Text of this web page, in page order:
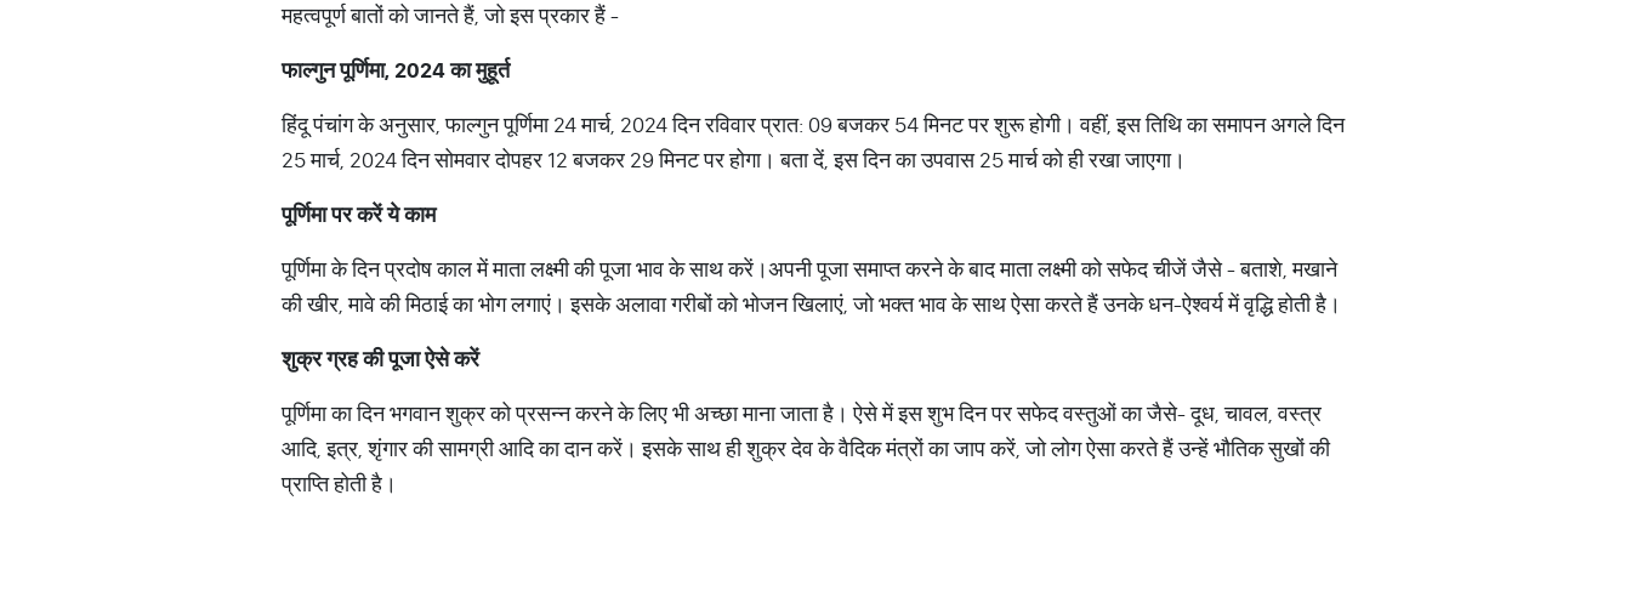
महत्वपूर्ण बातों को जानते हैं, जो इस प्रकार हैं -
फाल्गुन पूर्णिमा, 2024 का मुहूर्त
हिंदू पंचांग के अनुसार, फाल्गुन पूर्णिमा 24 मार्च, 2024 दिन रविवार प्रात: 09 बजकर 54 मिनट पर शुरू होगी। वहीं, इस तिथि का समापन अगले दिन
25 मार्च, 2024 दिन सोमवार दोपहर 12 बजकर 29 मिनट पर होगा। बता दें, इस दिन का उपवास 25 मार्च को ही रखा जाएगा।
पूर्णिमा पर करें ये काम
पूर्णिमा के दिन प्रदोष काल में माता लक्ष्मी की पूजा भाव के साथ करें।अपनी पूजा समाप्त करने के बाद माता लक्ष्मी को सफेद चीजें जैसे - बताशे, मखाने
की खीर, मावे की मिठाई का भोग लगाएं। इसके अलावा गरीबों को भोजन खिलाएं, जो भक्त भाव के साथ ऐसा करते हैं उनके धन-ऐश्वर्य में वृद्धि होती है।
शुक्र ग्रह की पूजा ऐसे करें
पूर्णिमा का दिन भगवान शुक्र को प्रसन्न करने के लिए भी अच्छा माना जाता है। ऐसे में इस शुभ दिन पर सफेद वस्तुओं का जैसे- दूध, चावल, वस्त्र
आदि, इत्र, शृंगार की सामग्री आदि का दान करें। इसके साथ ही शुक्र देव के वैदिक मंत्रों का जाप करें, जो लोग ऐसा करते हैं उन्हें भौतिक सुखों की
प्राप्ति होती है।